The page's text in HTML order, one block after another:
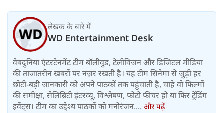
लेखक के बारे में
WD Entertainment Desk
वेबदुनिया एंटरटेनमेंट टीम बॉलीवुड, टेलीविजन और डिजिटल मीडिया
की ताजातरीन खबरों पर नज़र रखती है। यह टीम सिनेमा से जुड़ी हर
छोटी-बड़ी जानकारी को अपने पाठकों तक पहुंचाती है, चाहे वो फिल्मों
की समीक्षा, सेलिब्रिटी इंटरव्यू, विश्लेषण, फोटो फीचर हो या फिर ट्रेंडिंग
इवेंट्स। टीम का उद्देश्य पाठकों को मनोरंजन.... और पढ़ें